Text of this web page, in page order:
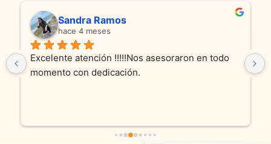
Sandra Ramos
hace 4 meses
Excelente atención !!!!!Nos asesoraron en todo
momento con dedicación.